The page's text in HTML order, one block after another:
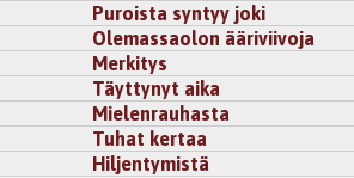
Puroista syntyy joki
Olemassaolon ääriviivoja
Merkitys
Täyttynyt aika
Mielenrauhasta
Tuhat kertaa
Hiljentymistä